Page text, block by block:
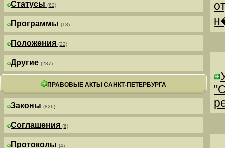
Статусы (62)
Программы (18)
Положения (22)
Другие (237)
ПРАВОВЫЕ АКТЫ САНКТ-ПЕТЕРБУРГА
Законы (826)
Соглашения (6)
Протоколы (4)